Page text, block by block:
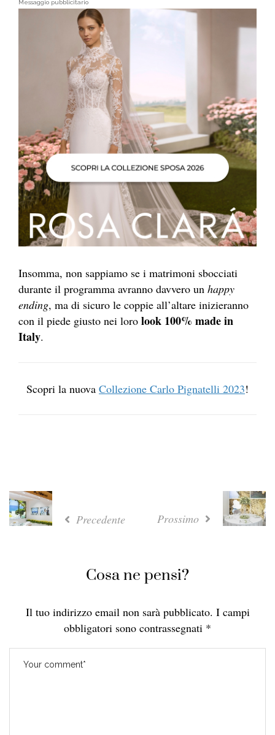
Messaggio pubblicitario
Insomma, non sappiamo se i matrimoni sbocciati
durante il programma avranno davvero un happy
ending, ma di sicuro le coppie all’altare inizieranno
con il piede giusto nei loro look 100% made in
Italy.
Scopri la nuova Collezione Carlo Pignatelli 2023!
Precedente Prossimo
Cosa ne pensi?
Il tuo indirizzo email non sarà pubblicato. I campi
obbligatori sono contrassegnati *